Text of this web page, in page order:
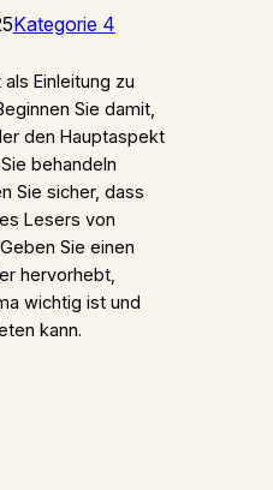
Kategorie 4
Einleitung zu
Sie damit,
den Hauptaspekt
behandeln
Sie sicher, dass
Lesers von
Sie einen
hervorhebt,
wichtig ist und
kann.